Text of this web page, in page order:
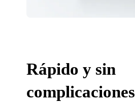
Rápido y sin
complicaciones